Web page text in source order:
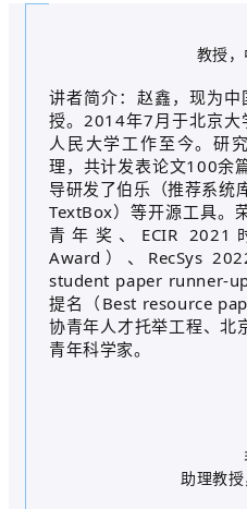
教授
讲者简介：赵鑫，现为
授。2014年7月于北京大
人民大学工作至今。研
理，共计发表论文100余
导研发了伯乐（推荐系统
TextBox）等开源工具。
青年奖、ECIR 2021
Award）、RecSys
student paper runner-
提名（Best resource
协青年人才托举工程、北
青年科学家。
助理教